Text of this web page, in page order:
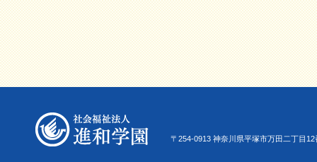
〒254-0913 神奈川県平塚市万田二丁目12